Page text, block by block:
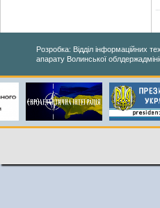
Розробка: Відділ інформаційних
апарату Волинської